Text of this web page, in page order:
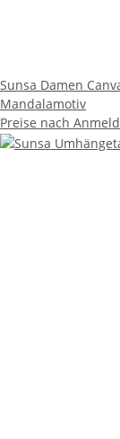
Sunsa Damen
Mandalamotiv
Preise nach